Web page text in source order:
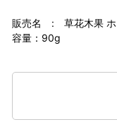
販売名 : 草花木果 ホ
容量：90g